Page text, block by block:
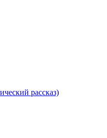
рассказ)